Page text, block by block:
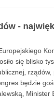
-
się blisko
będzie
Minister